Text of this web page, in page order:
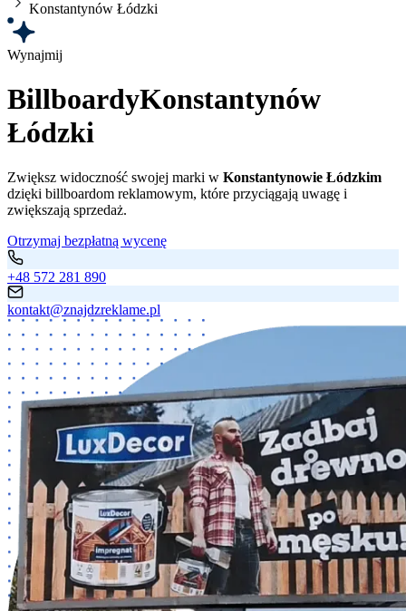
Konstantynów Łódzki
Wynajmij
BillboardyKonstantynów
Łódzki
Zwiększ widoczność swojej marki w Konstantynowie Łódzkim
dzięki billboardom reklamowym, które przyciągają uwagę i
zwiększają sprzedaż.
Otrzymaj bezpłatną wycenę
+48 572 281 890
kontakt@znajdzreklame.pl